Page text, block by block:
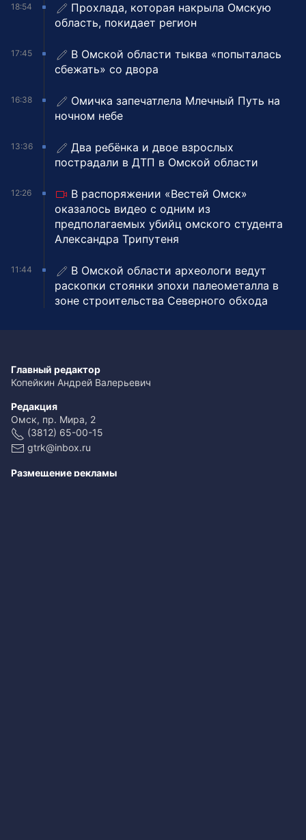
18:54
Прохлада, которая накрыла Омскую
область, покидает регион
17:45
В Омской области тыква «попыталась
сбежать» со двора
16:38
Омичка запечатлела Млечный Путь на
ночном небе
13:36
Два ребёнка и двое взрослых
пострадали в ДТП в Омской области
12:26
В распоряжении «Вестей Омск»
оказалось видео с одним из
предполагаемых убийц омского студента
Александра Трипутеня
11:44
В Омской области археологи ведут
раскопки стоянки эпохи палеометалла в
зоне строительства Северного обхода
Главный редактор
Копейкин Андрей Валерьевич
Редакция
Омск, пр. Мира, 2
(3812) 65-00-15
gtrk@inbox.ru
Размещение рекламы